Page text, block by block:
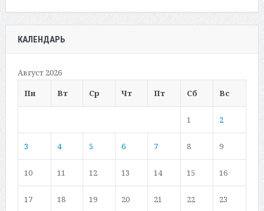
КАЛЕНДАРЬ
Август 2026
Пн
Вт Ср Чт Пт Сб Вс
1 2
3 4 5 6 7 8 9
10 11 12 13 14 15 16
17 18 19 20 21 22 23